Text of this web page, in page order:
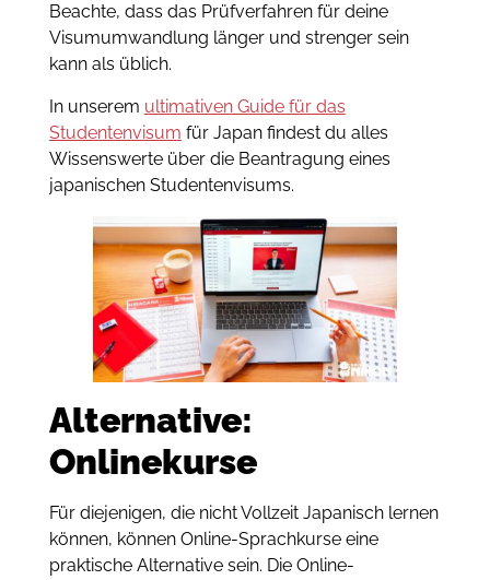
Beachte, dass das Prüfverfahren für deine
Visumumwandlung länger und strenger sein
kann als üblich.
In unserem ultimativen Guide für das
Studentenvisum für Japan findest du alles
Wissenswerte über die Beantragung eines
japanischen Studentenvisums.
Alternative:
Onlinekurse
Für diejenigen, die nicht Vollzeit Japanisch lernen
können, können Online-Sprachkurse eine
praktische Alternative sein. Die Online-